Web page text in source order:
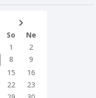
So
Ne
1
2
8
9
15
16
22
23